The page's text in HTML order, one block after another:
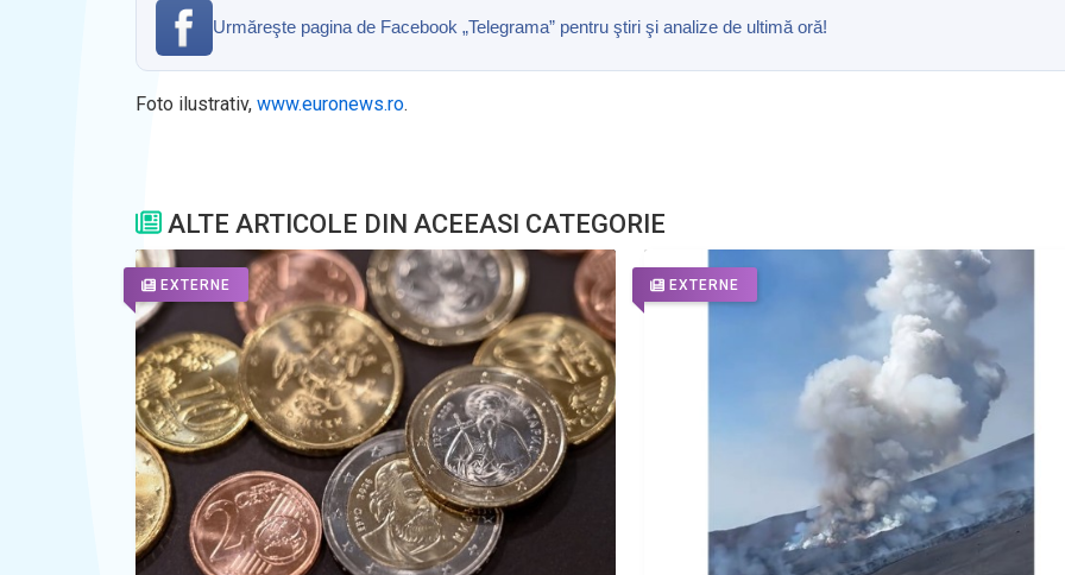
Urmăreşte pagina de Facebook „Telegrama” pentru ştiri şi analize de ultimă oră!
Foto ilustrativ, www.euronews.ro.
ALTE ARTICOLE DIN ACEEASI CATEGORIE
EXTERNE EXTERNE